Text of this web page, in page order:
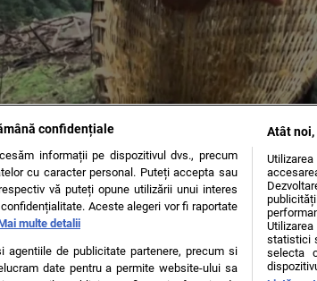
confidențiale
informații pe dispozitivul dvs., precum
cu caracter personal. Puteți accepta sau
vă puteți opune utilizării unui interes
Aceste alegeri vor fi raportate
multe detalii
agentiile de publicitate partenere, precum si
date pentru a permite website-ului sa
Atât
statistici
selecta